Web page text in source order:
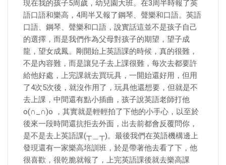
現在我的孩子5周歲，幼兒園大班。在3周半時報了英
語口語和樂高，4周半又報了鋼琴、聲樂和口語。英語
口語、鋼琴、聲樂和口語，說實話這並不是孩子自己
的選擇，而是我們作為父母對孩子的期望，望子成
龍，望女成鳳。剛開始上英語課的時候，真的很難，
不是內容難，而是讓兒子去上課很難，每次去都要許
給他好處，上完課就去買玩具，一開始還好用，但用
了4次5次後，就沒作用了，玩具他還想要，但就是不
去上課，中間還有點小插曲，孩子說英語老師打他
o(∩_∩)o ，其實就是輕輕拍了下他的小手心，以至於
後來一段時間還抗拒去外面，出去前都會反覆問你，
是不是去上英語課(┬＿┬)。最後我們在英語機構邊上
發現還有一家樂高培訓班，於是帶著他去看了下，他
很喜歡，很乾脆就報了，上完英語課後就去樂高課